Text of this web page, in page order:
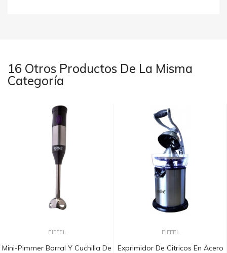
16 Otros Productos De La Misma
Categoría
EIFFEL
Mini-Pimmer Barral Y Cuchilla De
EIFFEL
Exprimidor De Citricos En Acero